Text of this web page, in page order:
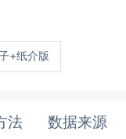
+纸介版
法 数据来源